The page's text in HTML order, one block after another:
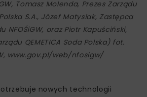
Tomasz Molenda, Prezes Zarządu
S.A., Józef Matysiak, Zastępca
NFOŚiGW, oraz Piotr Kapuściński,
QEMETICA Soda Polska) fot.
www.gov.pl/web/nfosigw/
nowych technologii